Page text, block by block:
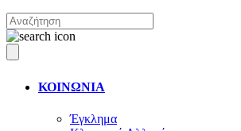
ΚΟΙΝΩΝΙΑ
Έγκλημα